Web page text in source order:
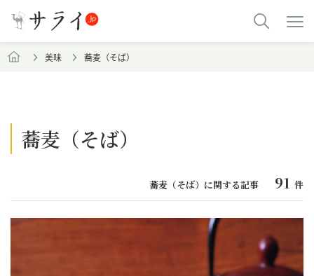
美味 蕎麦（そば）
蕎麦（そば）
蕎麦（そば）に関する記事 91 件